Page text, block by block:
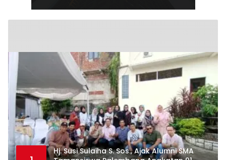
Hj. Susi Sulaiha S. Sos., Ajak Alumni SMA